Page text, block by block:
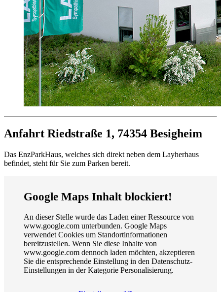
Anfahrt Riedstraße 1, 74354 Besigheim
Das EnzParkHaus, welches sich direkt neben dem Layherhaus
befindet, steht für Sie zum Parken bereit.
Google Maps Inhalt blockiert!
An dieser Stelle wurde das Laden einer Ressource von
www.google.com unterbunden. Google Maps
verwendet Cookies um Standortinformationen
bereitzustellen. Wenn Sie diese Inhalte von
www.google.com dennoch laden möchten, akzeptieren
Sie die entsprechende Einstellung in den Datenschutz-
Einstellungen in der Kategorie Personalisierung.